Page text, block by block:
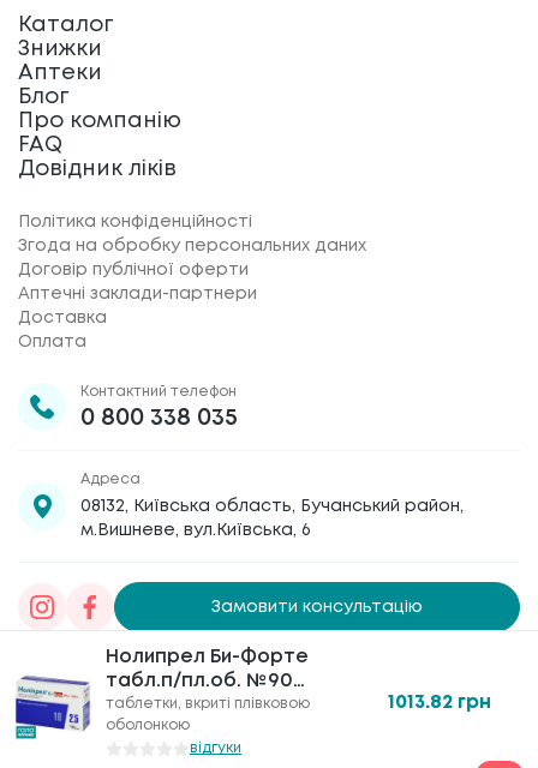
Нолипрел Би-Форте
табл.п/пл.об. №90
(30х3) конт.в уп.
таблетки, вкриті плівковою
оболонкою
відгуки
1013.82 грн
Нолипрел Би-Форте
табл.п/пл.об. №90
(30х3) конт.в уп.
таблетки, вкриті плівковою
оболонкою
відгуки
1013.82 грн
Каталог
Знижки
Аптеки
Блог
Про компанію
FAQ
Довідник ліків
Політика конфіденційності
Згода на обробку персональних даних
Договір публічної оферти
Аптечні заклади-партнери
Доставка
Оплата
Контактний телефон
0 800 338 035
Адреса
08132, Київська область, Бучанський район,
м.Вишневе, вул.Київська, 6
Замовити консультацію
Товариство з обмеженою відповідальністю
«Галафарм», код ЄДРПОУ 30886474 © 2020-2026